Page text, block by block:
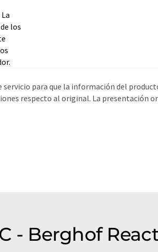
los
para que la información del
respecto al original. La presentación
- Berghof